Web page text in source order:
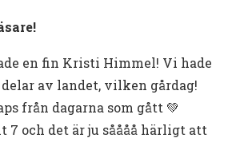
en fin Kristi Himmel! Vi hade
delar av landet, vilken gårdag!
från dagarna som gått 💚
7 och det är ju såååå härligt att